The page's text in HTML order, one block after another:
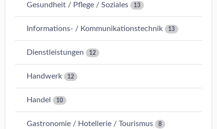
Gesundheit / Pflege / Soziales 13
Informations- / Kommunikationstechnik 13
Dienstleistungen 12
Handwerk 12
Handel 10
Gastronomie / Hotellerie / Tourismus 8